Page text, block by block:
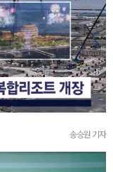
송승원 기자